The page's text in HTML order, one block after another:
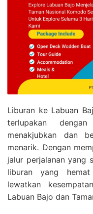
Liburan ke Labuan
terlupakan
menakjubkan dan
menarik. Dengan
jalur perjalanan yang
liburan yang hemat
lewatkan
Labuan Bajo dan